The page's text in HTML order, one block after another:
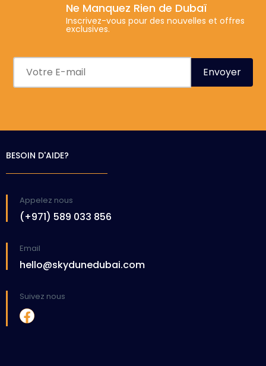
Ne Manquez Rien de Dubaï
Inscrivez-vous pour des nouvelles et offres
exclusives.
BESOIN D'AIDE?
Appelez nous
(+971) 589 033 856
Email
hello@skydunedubai.com
Suivez nous